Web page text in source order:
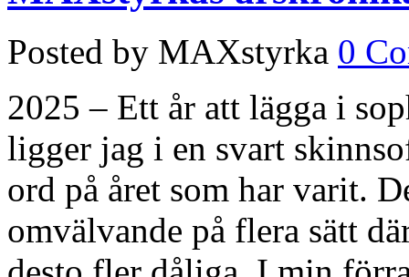
Posted by MAXstyrka 0
2025 – Ett år att lägga i
ligger jag i en svart
ord på året som har varit.
omvälvande på flera sätt